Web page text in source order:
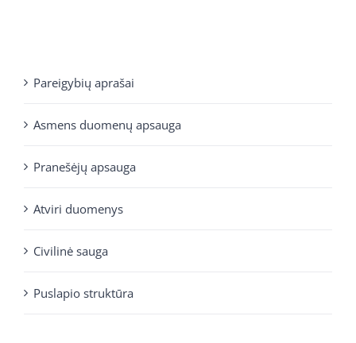
Pareigybių aprašai
Asmens duomenų apsauga
Pranešėjų apsauga
Atviri duomenys
Civilinė sauga
Puslapio struktūra